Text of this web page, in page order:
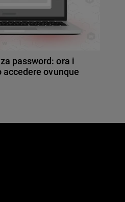
password: ora i
ovunque